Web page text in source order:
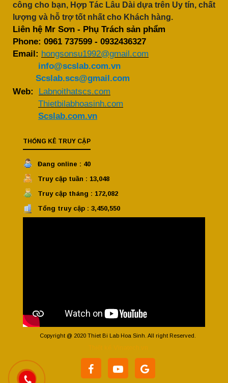
công cho bạn, Hợp Tác Lâu Dài dựa trên Uy tín, chất
lượng và hỗ trợ tốt nhất cho Khách hàng.
Liên hệ Mr Sơn - Phụ Trách sản phẩm
Phone: 0961 737599 - 0932436327
Email: hongsonsu1992@gmail.com
info@scslab.com.vn
Scslab.scs@gmail.com
Web: Labnoithatscs.com
Thietbilabhoasinh.com
Scslab.com.vn
THỐNG KÊ TRUY CẬP
Đang online : 40
Truy cập tuần : 13,048
Truy cập tháng : 172,082
Tổng truy cập : 3,450,550
Copyright @ 2020 Thiet Bi Lab Hoa Sinh. All right Reserved.